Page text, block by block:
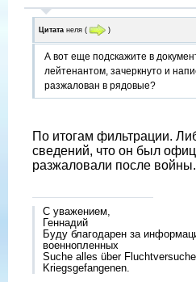
Цитата неля ( )
А вот еще подскажите в
лейтенантом, зачеркнуто и
разжалован в рядовые?
По итогам фильтрации.
сведений, что он был
разжаловали после войны.
С уважением,
Геннадий
Буду благодарен за
военнопленных
Suche alles über
Kriegsgefangenen.